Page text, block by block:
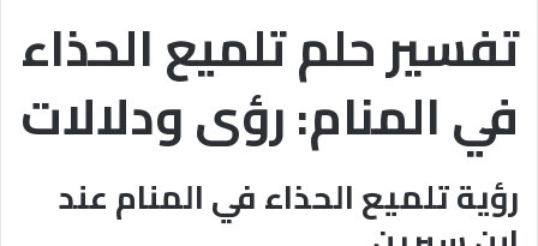
تفسير حلم تلميع الحذاء
في المنام: رؤى ودلالات
رؤية تلميع الحذاء في المنام عند